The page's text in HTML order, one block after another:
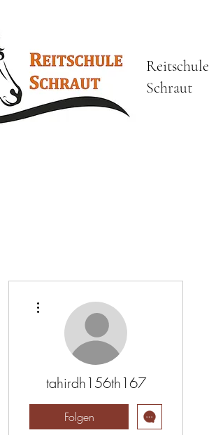
Reitschule
Schraut
tahirdh156th167
Folgen